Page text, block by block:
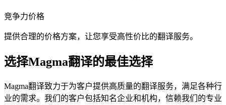
竞争力价格
提供合理的价格方案，让您享受高性价比的翻译服务。
选择Magma翻译的最佳选择
Magma翻译致力于为客户提供高质量的翻译服务，满足各种行
业的需求。我们的客户包括知名企业和机构，信赖我们的专业